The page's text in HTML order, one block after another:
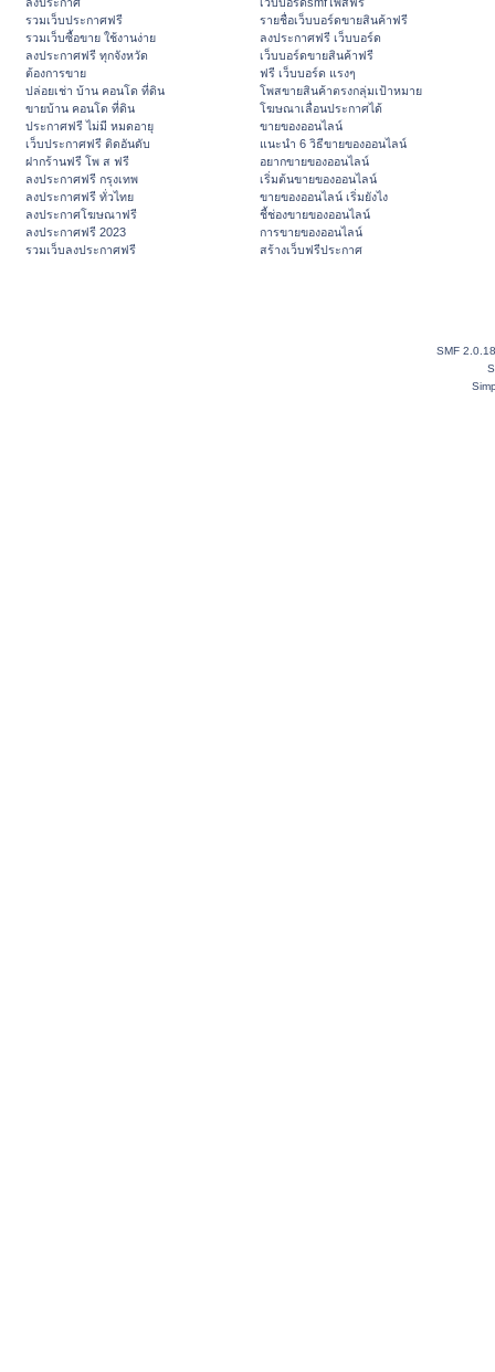
รวมเว็บประกาศฟรี
รวมเว็บซื้อขาย ใช้งานง่าย
ลงประกาศฟรี ทุกจังหวัด
ต้องการขาย
ปล่อยเช่า บ้าน คอนโด ที่ดิน
ขายบ้าน คอนโด ที่ดิน
ประกาศฟรี ไม่มี หมดอายุ
เว็บประกาศฟรี ติดอันดับ
ฝากร้านฟรี โพ ส ฟรี
ลงประกาศฟรี กรุงเทพ
ลงประกาศฟรี ทั่วไทย
ลงประกาศโฆษณาฟรี
ลงประกาศฟรี 2023
รวมเว็บลงประกาศฟรี
รายชื่อเว็บบอร์ดขายสินค้าฟรี
ลงประกาศฟรี เว็บบอร์ด
เว็บบอร์ดขายสินค้าฟรี
ฟรี เว็บบอร์ด แรงๆ
โพสขายสินค้าตรงกลุ่มเป้าหมาย
โฆษณาเลื่อนประกาศได้
ขายของออนไลน์
แนะนำ 6 วิธีขายของออนไลน์
อยากขายของออนไลน์
เริ่มต้นขายของออนไลน์
ขายของออนไลน์ เริ่มยังไง
ชี้ช่องขายของออนไลน์
การขายของออนไลน์
สร้างเว็บฟรีประกาศ
SMF 2.0.18